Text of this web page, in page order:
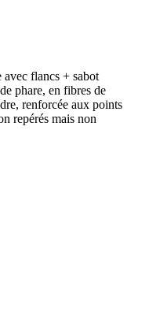
avec flancs + sabot
phare, en fibres de
renforcée aux points
repérés mais non